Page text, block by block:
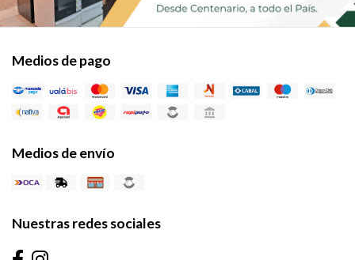
Medios de pago
Medios de envío
Nuestras redes sociales